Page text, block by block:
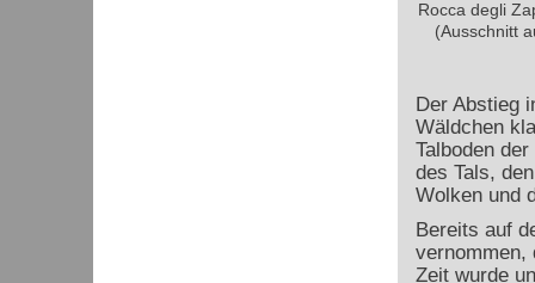
Rocca degli
(Ausschnitt
Der Abstieg
Wäldchen
Talboden
des Tals,
Wolken und
Bereits auf
vernommen,
Zeit wurde